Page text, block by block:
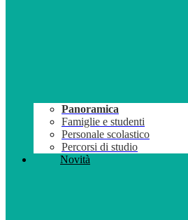
Panoramica
Famiglie e studenti
Personale scolastico
Percorsi di studio
Novità